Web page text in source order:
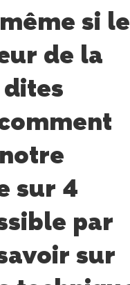
si
de la
sur 4
par
sur